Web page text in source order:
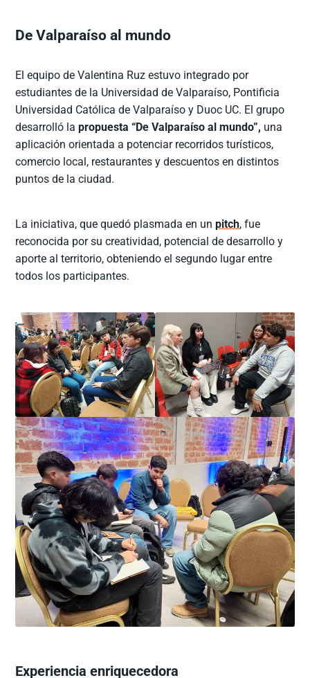
De Valparaíso al mundo
El equipo de Valentina Ruz estuvo integrado por
estudiantes de la Universidad de Valparaíso, Pontificia
Universidad Católica de Valparaíso y Duoc UC. El grupo
desarrolló lapropuesta “De Valparaíso al mundo”, una
aplicación orientada a potenciar recorridos turísticos,
comercio local, restaurantes y descuentos en distintos
puntos de la ciudad.
La iniciativa, que quedó plasmada en unpitch, fue
reconocida por su creatividad, potencial de desarrollo y
aporte al territorio, obteniendo el segundo lugar entre
todos los participantes.
Experiencia enriquecedora